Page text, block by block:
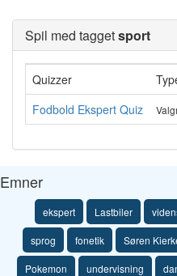
Spil med taggetsport
Quizzer
Fodbold Ekspert Quiz
Emner
ekspert Lastbiler
sprog fonetik Søren
Pokemon undervisning